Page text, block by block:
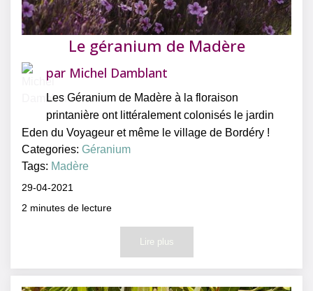
Le géranium de Madère
par Michel Damblant
Les Géranium de Madère à la floraison
printanière ont littéralement colonisés le jardin
Eden du Voyageur et même le village de Bordéry !
Categories:Géranium
Tags: Madère
29-04-2021
2 minutes de lecture
Lire plus